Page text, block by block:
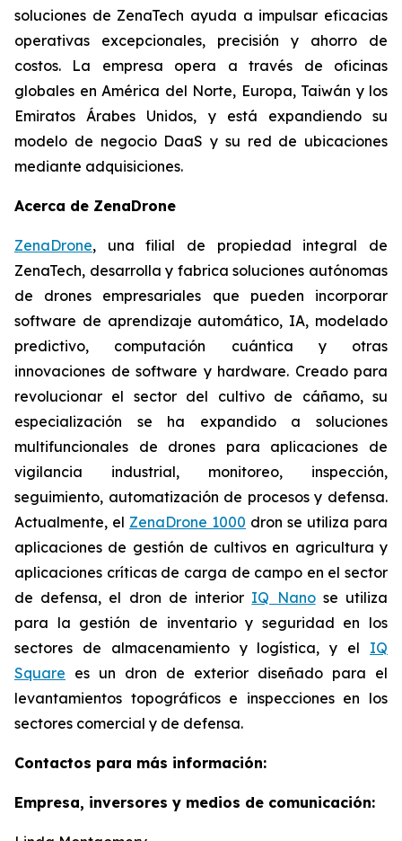
soluciones de ZenaTech ayuda a impulsar eficacias
operativas excepcionales, precisión y ahorro de
costos. La empresa opera a través de oficinas
globales en América del Norte, Europa, Taiwán y los
Emiratos Árabes Unidos, y está expandiendo su
modelo de negocio DaaS y su red de ubicaciones
mediante adquisiciones.
Acerca de ZenaDrone
ZenaDrone, una filial de propiedad integral de
ZenaTech, desarrolla y fabrica soluciones autónomas
de drones empresariales que pueden incorporar
software de aprendizaje automático, IA, modelado
predictivo, computación cuántica y otras
innovaciones de software y hardware. Creado para
revolucionar el sector del cultivo de cáñamo, su
especialización se ha expandido a soluciones
multifuncionales de drones para aplicaciones de
vigilancia industrial, monitoreo, inspección,
seguimiento, automatización de procesos y defensa.
Actualmente, el ZenaDrone 1000 dron se utiliza para
aplicaciones de gestión de cultivos en agricultura y
aplicaciones críticas de carga de campo en el sector
de defensa, el dron de interior IQ Nanose utiliza
para la gestión de inventario y seguridad en los
sectores de almacenamiento y logística, y el IQ
Square es un dron de exterior diseñado para el
levantamientos topográficos e inspecciones en los
sectores comercial y de defensa.
Contactos para más información:
Empresa, inversores y medios de comunicación: